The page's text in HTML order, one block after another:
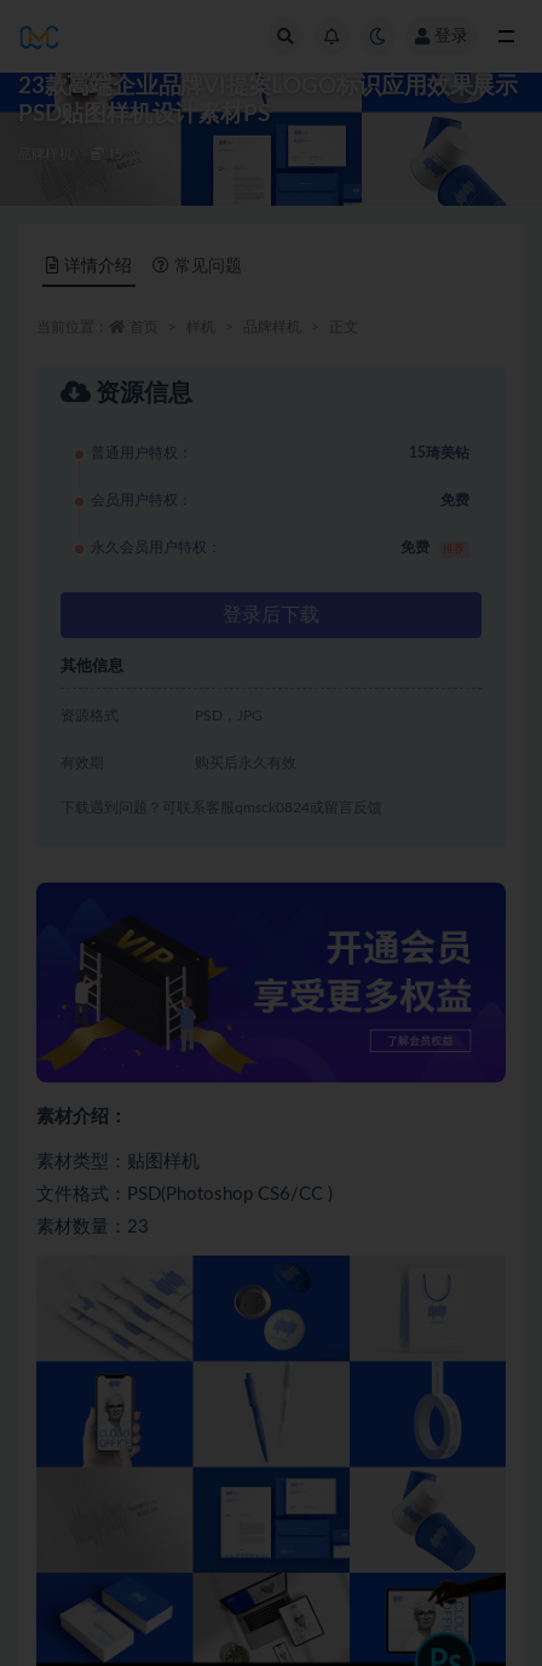
登录
23款高端企业品牌VI提案LOGO标识应用效果展示
PSD贴图样机设计素材PS
详情介绍 常见问题
资源信息
普通用户特权： 15琦美钻
会员用户特权： 免费
永久会员用户特权： 免费
登录后下载
其他信息
资源格式 PSD，JPG
有效期 购买后永久有效
下载遇到问题？可联系客服qmsck0824或留言反馈
素材介绍：
素材类型：贴图样机
文件格式：PSD(Photoshop CS6/CC )
素材数量：23